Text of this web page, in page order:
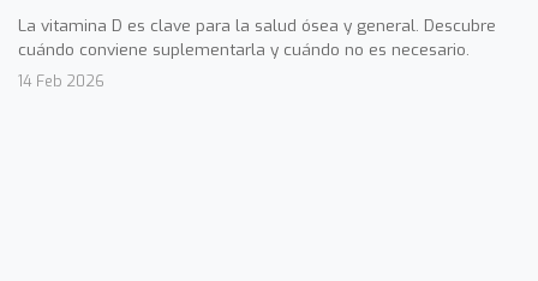
La vitamina D es clave para la salud ósea y general. Descubre
cuándo conviene suplementarla y cuándo no es necesario.
14 Feb 2026